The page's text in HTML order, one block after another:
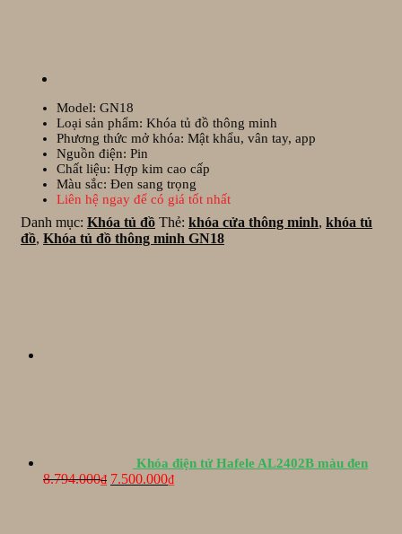
Model: GN18
Loại sản phẩm: Khóa tủ đồ thông minh
Phương thức mở khóa: Mật khẩu, vân tay, app
Nguồn điện: Pin
Chất liệu: Hợp kim cao cấp
Màu sắc: Đen sang trọng
Liên hệ ngay để có giá tốt nhất
Danh mục: Khóa tủ đồ Thẻ: khóa cửa thông minh, khóa tủ
đồ, Khóa tủ đồ thông minh GN18
Khóa điện tử Hafele AL2402B màu đen
8.794.000₫ Giá
7.500.000₫Giá